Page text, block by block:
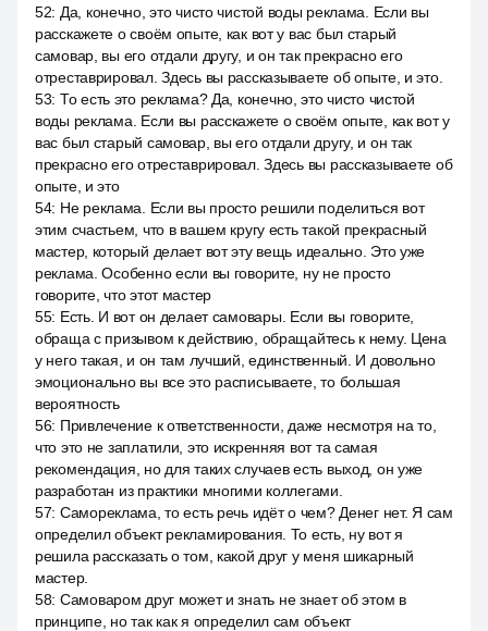
52: Да, конечно, это чисто чистой воды реклама. Если вы
расскажете о своём опыте, как вот у вас был старый
самовар, вы его отдали другу, и он так прекрасно его
отреставрировал. Здесь вы рассказываете об опыте, и это.
53: То есть это реклама? Да, конечно, это чисто чистой
воды реклама. Если вы расскажете о своём опыте, как вот у
вас был старый самовар, вы его отдали другу, и он так
прекрасно его отреставрировал. Здесь вы рассказываете об
опыте, и это
54: Не реклама. Если вы просто решили поделиться вот
этим счастьем, что в вашем кругу есть такой прекрасный
мастер, который делает вот эту вещь идеально. Это уже
реклама. Особенно если вы говорите, ну не просто
говорите, что этот мастер
55: Есть. И вот он делает самовары. Если вы говорите,
обраща с призывом к действию, обращайтесь к нему. Цена
у него такая, и он там лучший, единственный. И довольно
эмоционально вы все это расписываете, то большая
вероятность
56: Привлечение к ответственности, даже несмотря на то,
что это не заплатили, это искренняя вот та самая
рекомендация, но для таких случаев есть выход, он уже
разработан из практики многими коллегами.
57: Самореклама, то есть речь идёт о чем? Денег нет. Я сам
определил объект рекламирования. То есть, ну вот я
решила рассказать о том, какой друг у меня шикарный
мастер.
58: Самоваром друг может и знать не знает об этом в
принципе, но так как я определил сам объект